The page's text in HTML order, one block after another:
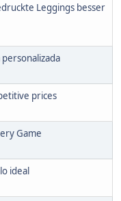
Leggings besser
prices
Game
ideal